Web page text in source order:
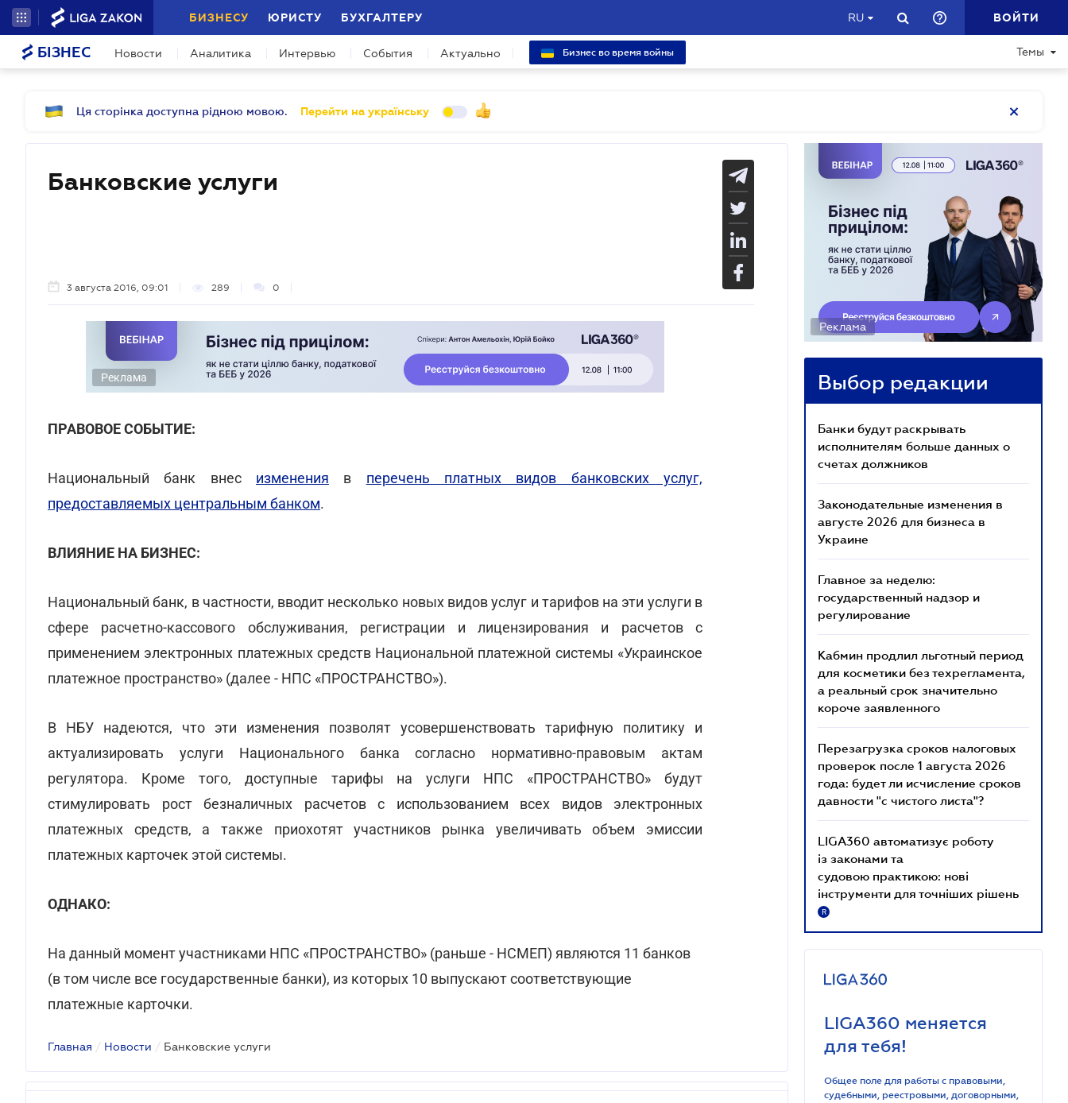
БИЗНЕСУ ЮРИСТУ БУХГАЛТЕРУ RU ВОЙТИ
БІЗНЕС Новости Аналитика Интервью События Актуально Бизнес во время войны Темы
Ця сторінка доступна рідною мовою. Перейти на українську
Банковские услуги
3 августа 2016, 09:01 289 0
Реклама
ПРАВОВОЕ СОБЫТИЕ:
Национальный банк внес изменения в перечень платных видов банковских услуг,
предоставляемых центральным банком.
ВЛИЯНИЕ НА БИЗНЕС:
Национальный банк, в частности, вводит несколько новых видов услуг и тарифов на эти услуги в
сфере расчетно-кассового обслуживания, регистрации и лицензирования и расчетов с
применением электронных платежных средств Национальной платежной системы «Украинское
платежное пространство» (далее - НПС «ПРОСТРАНСТВО»).
В НБУ надеются, что эти изменения позволят усовершенствовать тарифную политику и
актуализировать услуги Национального банка согласно нормативно-правовым актам
регулятора. Кроме того, доступные тарифы на услуги НПС «ПРОСТРАНСТВО» будут
стимулировать рост безналичных расчетов с использованием всех видов электронных
платежных средств, а также приохотят участников рынка увеличивать объем эмиссии
платежных карточек этой системы.
ОДНАКО:
На данный момент участниками НПС «ПРОСТРАНСТВО» (раньше - НСМЕП) являются 11 банков
(в том числе все государственные банки), из которых 10 выпускают соответствующие
платежные карточки.
Главная / Новости / Банковские услуги
Реклама
Выбор редакции
Банки будут раскрывать
исполнителям больше данных о
счетах должников
Законодательные изменения в
августе 2026 для бизнеса в
Украине
Главное за неделю:
государственный надзор и
регулирование
Кабмин продлил льготный период
для косметики без техрегламента,
а реальный срок значительно
короче заявленного
Перезагрузка сроков налоговых
проверок после 1 августа 2026
года: будет ли исчисление сроков
давности "с чистого листа"?
LIGA360 автоматизує роботу
із законами та
судовою практикою: нові
інструменти для точніших рішень
R
LIGA360 меняется
для тебя!
Общее поле для работы с правовыми,
судебными, реестровыми, договорными,